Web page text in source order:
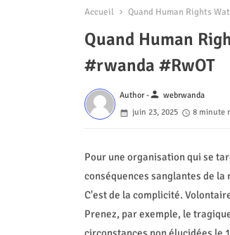
Accueil Quand Human Rights
Quand Human
#rwanda #RwOT
Author -person webrwanda
juin 23, 2025
8 minute
Pour une organisation qui se
conséquences sanglantes de
C'est de la complicité.
Prenez, par exemple, le